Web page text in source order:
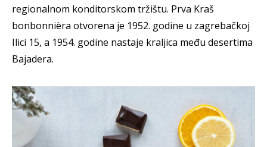
regionalnom konditorskom tržištu. Prva Kraš
bonbonnièra otvorena je 1952. godine u zagrebačkoj
Ilici 15, a 1954. godine nastaje kraljica među desertima
Bajadera.